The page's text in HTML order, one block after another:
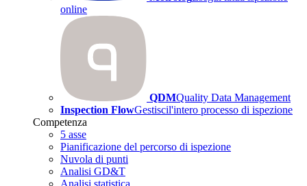
online
QDMQuality Data Management
Inspection FlowGestiscil'intero processo di ispezione
Competenza
5 asse
Pianificazione del percorso di ispezione
Nuvola di punti
Analisi GD&T
Analisi statistica